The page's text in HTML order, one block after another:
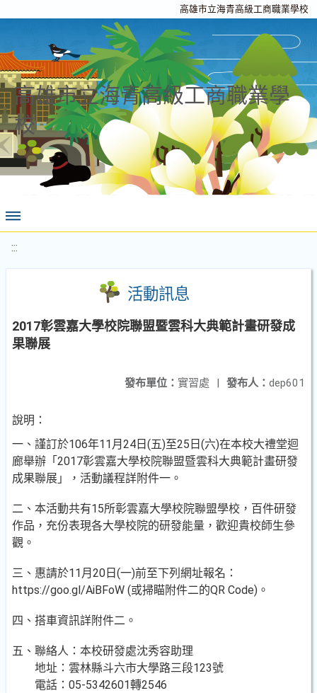
高雄市立海青高級工商職業學校
高雄市立海青高級工商職業學
校
:::
活動訊息
2017彰雲嘉大學校院聯盟暨雲科大典範計畫研發成
果聯展
發布人： dep601
發布單位： 實習處 |
說明：
一、謹訂於106年11月24日(五)至25日(六)在本校大禮堂迴
廊舉辦「2017彰雲嘉大學校院聯盟暨雲科大典範計畫研發
成果聯展」，活動議程詳附件一。
二、本活動共有15所彰雲嘉大學校院聯盟學校，百件研發
作品，充份表現各大學校院的研發能量，歡迎貴校師生參
觀。
三、惠請於11月20日(一)前至下列網址報名：
https://goo.gl/AiBFoW (或掃瞄附件二的QR Code)。
四、搭車資訊詳附件二。
五、聯絡人：本校研發處沈秀容助理
地址：雲林縣斗六市大學路三段123號
電話：05-5342601轉2546